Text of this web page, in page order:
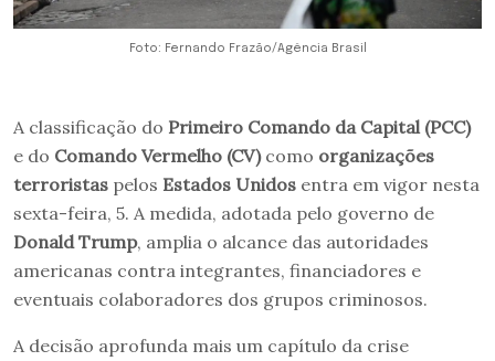
Foto: Fernando Frazão/Agência Brasil
A classificação do Primeiro Comando da Capital (PCC)
e do Comando Vermelho (CV) como organizações
terroristas pelos Estados Unidos entra em vigor nesta
sexta-feira, 5. A medida, adotada pelo governo de
Donald Trump, amplia o alcance das autoridades
americanas contra integrantes, financiadores e
eventuais colaboradores dos grupos criminosos.
A decisão aprofunda mais um capítulo da crise